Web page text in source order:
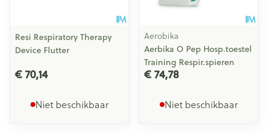
Resi Respiratory Therapy
Device Flutter
€ 70,14
Niet beschikbaar
Aerobika
Aerbika O Pep Hosp.toestel
Training Respir.spieren
€ 74,78
Niet beschikbaar